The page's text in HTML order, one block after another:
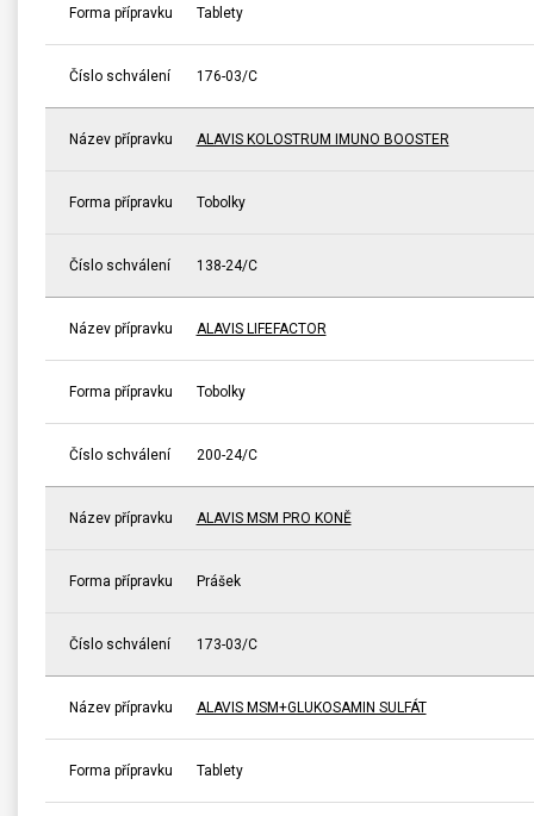
Forma přípravku Tablety
Číslo schválení 176-03/C
Název přípravku ALAVIS KOLOSTRUM IMUNO BOOSTER
Forma přípravku Tobolky
Číslo schválení 138-24/C
Název přípravku ALAVIS LIFEFACTOR
Forma přípravku Tobolky
Číslo schválení 200-24/C
Název přípravku ALAVIS MSM PRO KONĚ
Forma přípravku Prášek
Číslo schválení 173-03/C
Název přípravku ALAVIS MSM+GLUKOSAMIN SULFÁT
Forma přípravku Tablety